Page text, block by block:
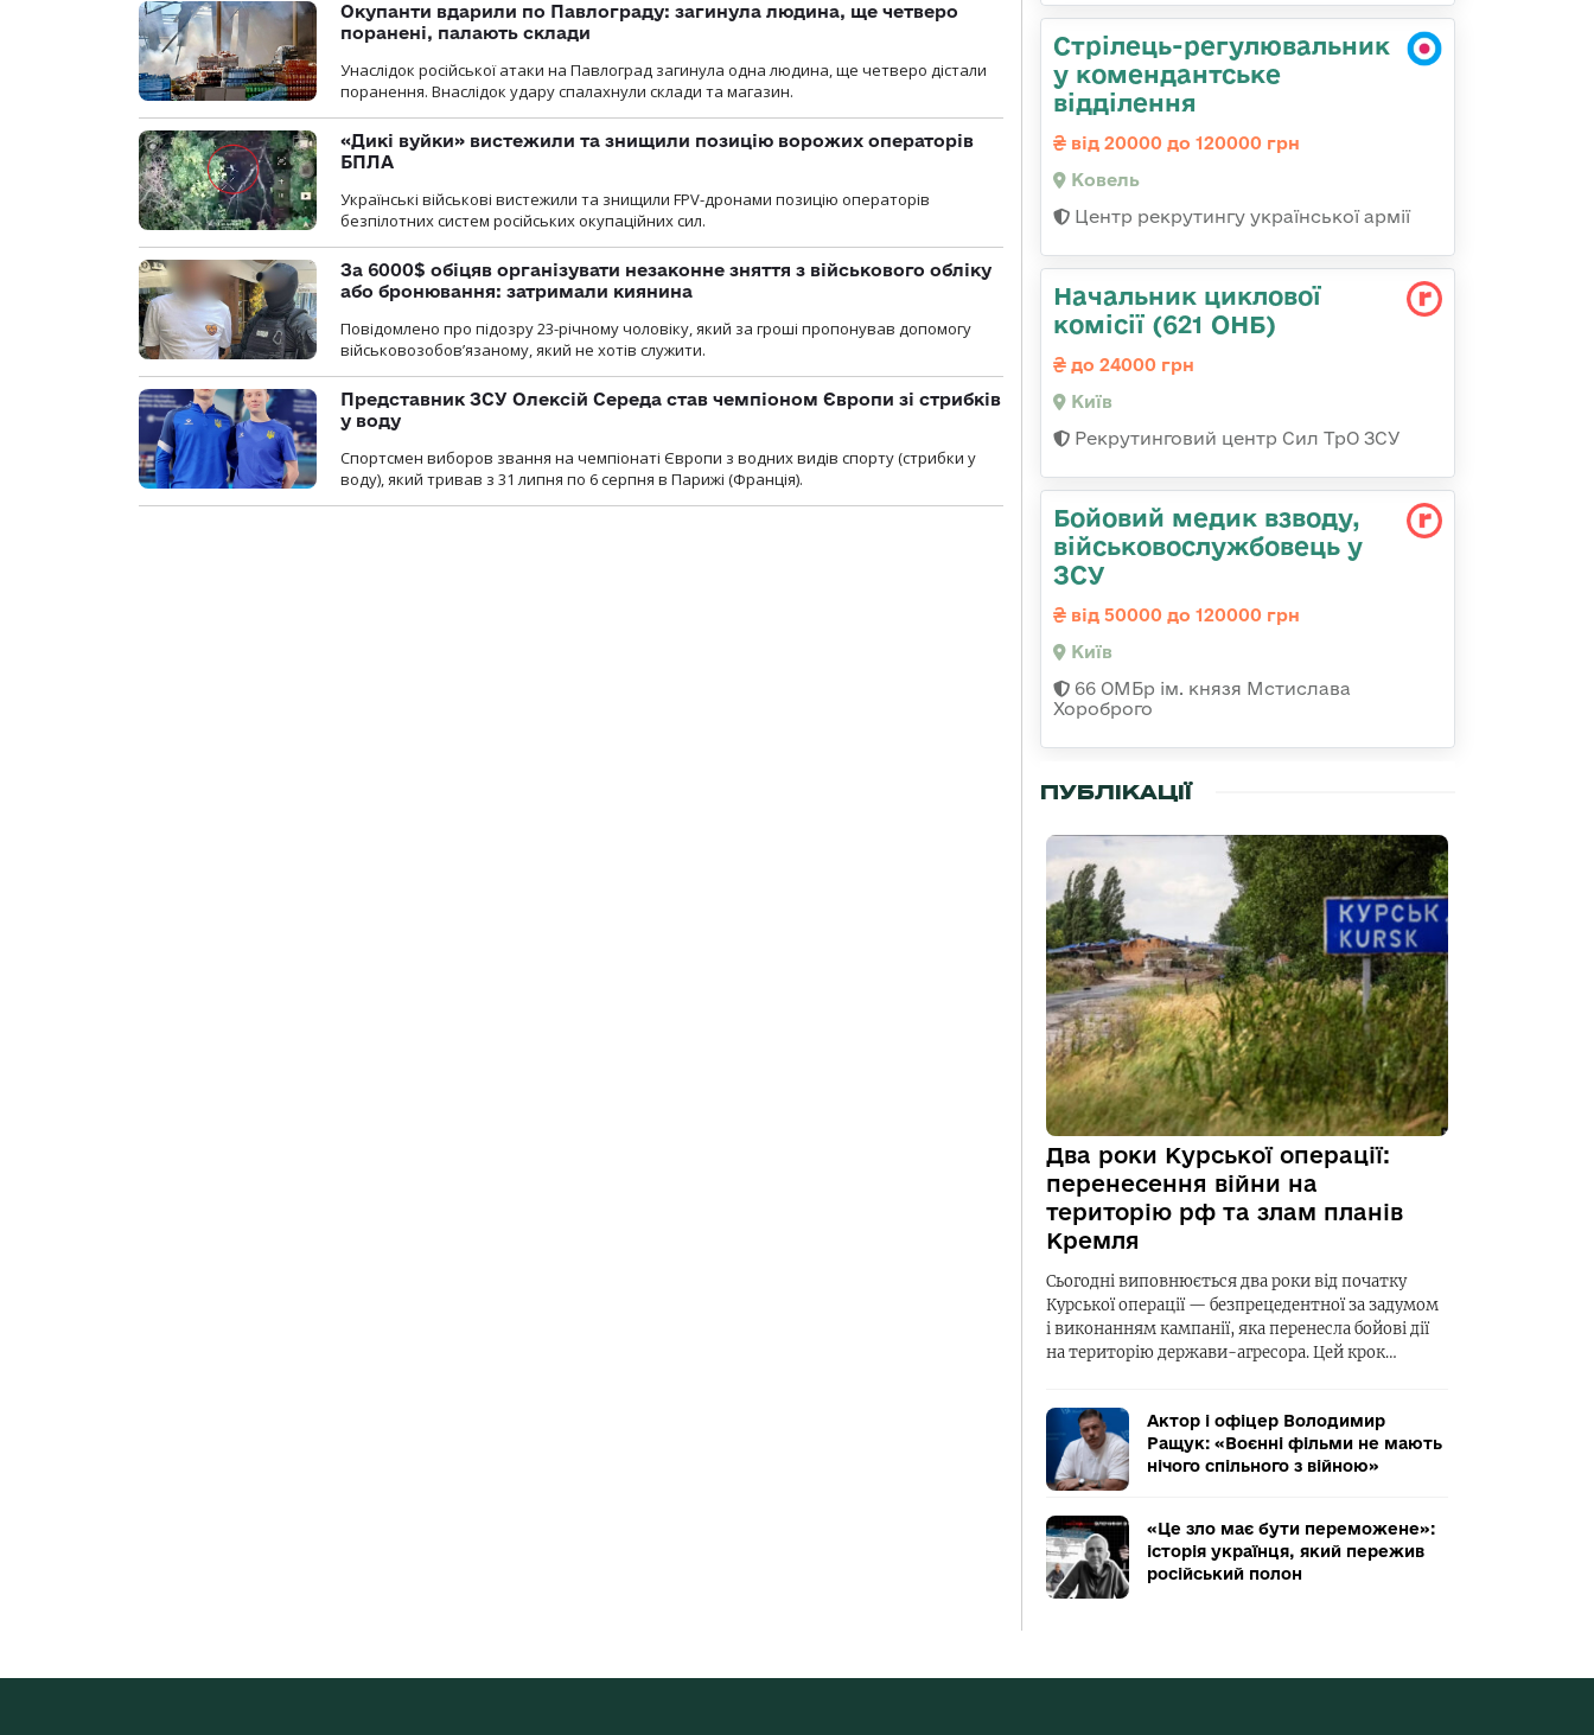
Окупанти вдарили по Павлограду: загинула людина, ще четверо
поранені, палають склади
Унаслідок російської атаки на Павлоград загинула одна людина, ще четверо дістали
поранення. Внаслідок удару спалахнули склади та магазин.
«Дикі вуйки» вистежили та знищили позицію ворожих операторів
БПЛА
Українські військові вистежили та знищили FPV-дронами позицію операторів
безпілотних систем російських окупаційних сил.
За 6000$ обіцяв організувати незаконне зняття з військового обліку
або бронювання: затримали киянина
Повідомлено про підозру 23-річному чоловіку, який за гроші пропонував допомогу
військовозобов’язаному, який не хотів служити.
Представник ЗСУ Олексій Середа став чемпіоном Європи зі стрибків
у воду
Спортсмен виборов звання на чемпіонаті Європи з водних видів спорту (стрибки у
воду), який тривав з 31 липня по 6 серпня в Парижі (Франція).
Стрілець-регулювальник
у комендантське
відділення
від 20000 до 120000 грн
Ковель
Центр рекрутингу української армії
Начальник циклової
комісії (621 ОНБ)
до 24000 грн
Київ
Рекрутинговий центр Сил ТрО ЗСУ
Бойовий медик взводу,
військовослужбовець у
ЗСУ
від 50000 до 120000 грн
Київ
66 ОМБр ім. князя Мстислава
Хороброго
ПУБЛІКАЦІЇ
Два роки Курської операції:
перенесення війни на
територію рф та злам планів
Кремля
Сьогодні виповнюється два роки від початку
Курської операції — безпрецедентної за задумом
і виконанням кампанії, яка перенесла бойові дії
на територію держави-агресора. Цей крок…
Актор і офіцер Володимир
Ращук: «Воєнні фільми не мають
нічого спільного з війною»
«Це зло має бути переможене»:
історія українця, який пережив
російський полон